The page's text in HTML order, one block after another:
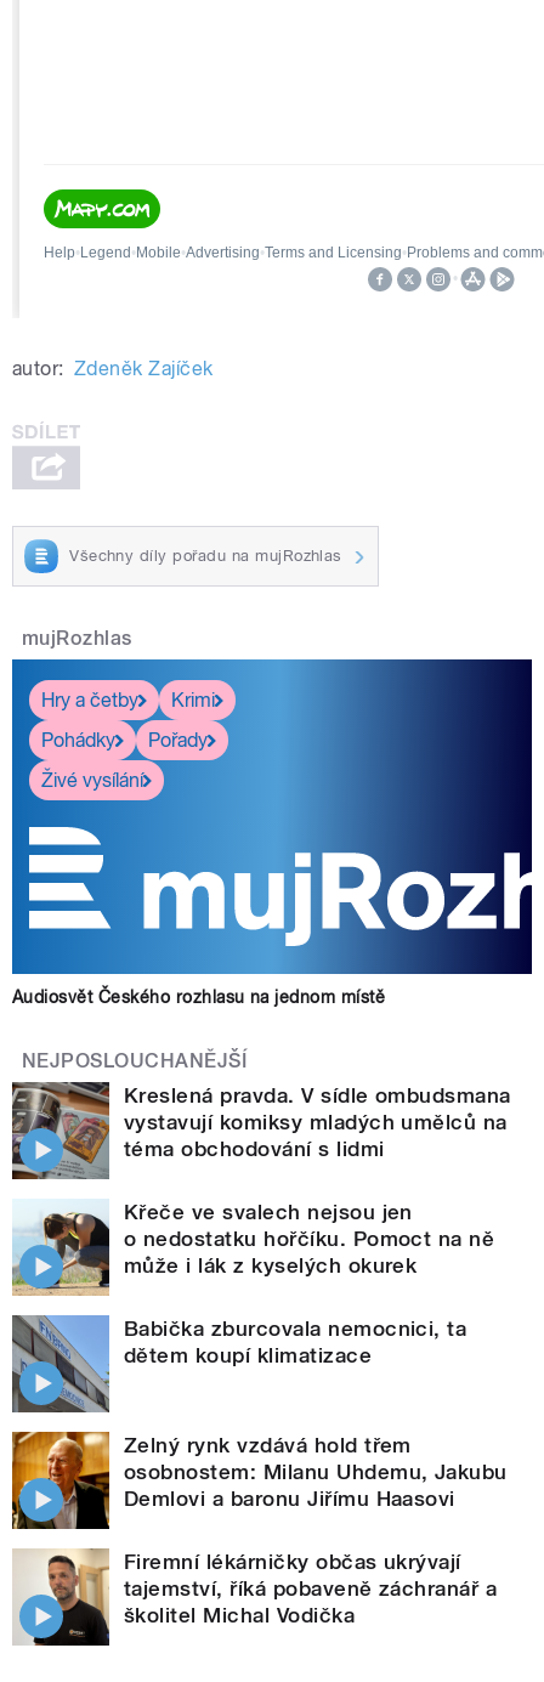
autor: Zdeněk Zajíček
Všechny díly pořadu na mujRozhlas
mujRozhlas
Hry a četby
Krimi
Pohádky
Pořady
Živé vysílání
Audiosvět Českého rozhlasu na jednom místě
NEJPOSLOUCHANĚJŠÍ
Kreslená pravda. V sídle ombudsmana
vystavují komiksy mladých umělců na
téma obchodování s lidmi
Křeče ve svalech nejsou jen
o nedostatku hořčíku. Pomoct na ně
může i lák z kyselých okurek
Babička zburcovala nemocnici, ta
dětem koupí klimatizace
Zelný rynk vzdává hold třem
osobnostem: Milanu Uhdemu, Jakubu
Demlovi a baronu Jiřímu Haasovi
Firemní lékárničky občas ukrývají
tajemství, říká pobaveně záchranář a
školitel Michal Vodička